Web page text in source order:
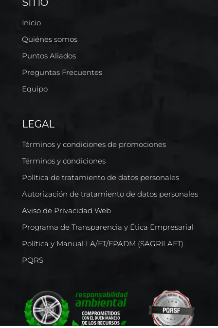
Inicio
Quiénes somos
Puntos Aliados
Preguntas Frecuentes
Equipo
LEGAL
Términos y condiciones de promociones
Términos y condiciones
Política de tratamiento de datos personales
Autorización de tratamiento de datos personales
Aviso de Privacidad Web
Programa de Transparencia y Ética Empresarial
Política y Manual LA/FT/FPADM (SAGRILAFT)
PQRS